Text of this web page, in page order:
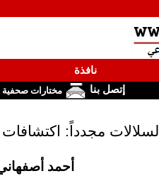
نافذة
إتصل بنا مختارات صحفية
السلالات مجدداً:
أحمد